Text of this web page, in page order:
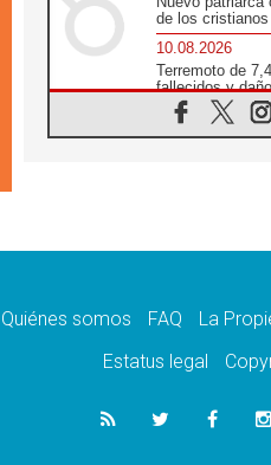
de los
10.08.2026
Terremoto de
fallecidos y
10.08.2026
Ébola en RD
10.08.2026
10.08.2026
solos frente a la
Iglesia en
oración por la
Quiénes somos FAQ La
Estatus legal